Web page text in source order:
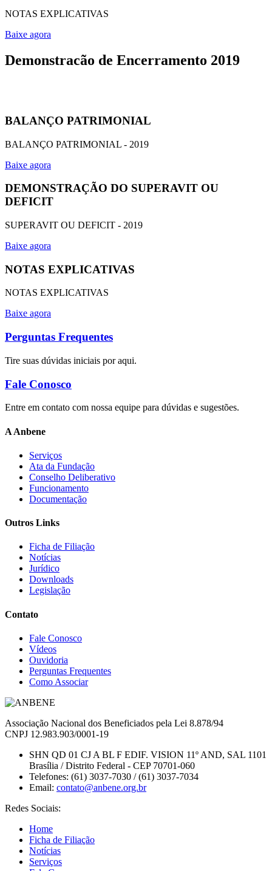
NOTAS EXPLICATIVAS
Baixe agora
Demonstracão de Encerramento 2019
BALANÇO PATRIMONIAL
BALANÇO PATRIMONIAL - 2019
Baixe agora
DEMONSTRAÇÃO DO SUPERAVIT OU
DEFICIT
SUPERAVIT OU DEFICIT - 2019
Baixe agora
NOTAS EXPLICATIVAS
NOTAS EXPLICATIVAS
Baixe agora
Perguntas Frequentes
Tire suas dúvidas iniciais por aqui.
Fale Conosco
Entre em contato com nossa equipe para dúvidas e sugestões.
A Anbene
Serviços
Ata da Fundação
Conselho Deliberativo
Funcionamento
Documentação
Outros Links
Ficha de Filiação
Notícias
Jurídico
Downloads
Legislação
Contato
Fale Conosco
Vídeos
Ouvidoria
Perguntas Frequentes
Como Associar
Associação Nacional dos Beneficiados pela Lei 8.878/94
CNPJ 12.983.903/0001-19
SHN QD 01 CJ A BL F EDIF. VISION 11º AND, SAL 1101
Brasília / Distrito Federal - CEP 70701-060
Telefones: (61) 3037-7030 / (61) 3037-7034
Email: contato@anbene.org.br
Redes Sociais:
Home
Ficha de Filiação
Notícias
Serviços